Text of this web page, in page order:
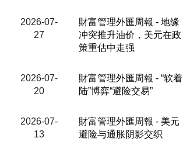
2026-07-
27
財富管理外匯周報 - 地缘
冲突推升油价，美元在政
策重估中走强
2026-07-
20
財富管理外匯周報 - “软着
陆”博弈“避险交易”
2026-07-
13
財富管理外匯周報 - 美元
避险与通胀阴影交织